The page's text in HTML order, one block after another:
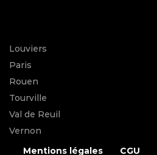
Louviers
Paris
Rouen
Tourville
Val de Reuil
Vernon
Mentions légales
CGU